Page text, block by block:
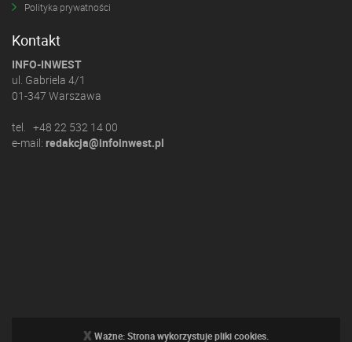
Polityka prywatności
Kontakt
INFO-INWEST
ul. Gabriela 4/1
01-347 Warszawa
tel. +48 22 532 14 00
e-mail: redakcja@infoinwest.pl
x Ważne: Strona wykorzystuje pliki cookies.